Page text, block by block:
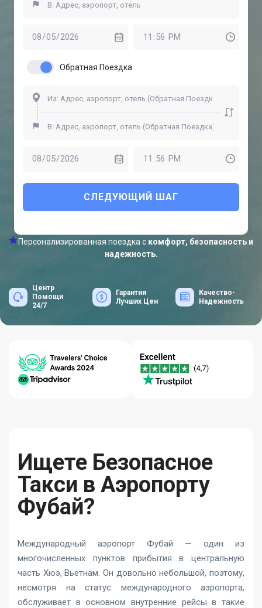
Обратная Поездка
СЛЕДУЮЩИЙ ШАГ
Персонализированная поездка с комфорт, безопасность и
надежность.
Центр
Помощи
24/7
Гарантия
Лучших Цен
Качество-
Надежность
Ищете Безопасное
Такси в Аэропорту
Фубай?
Международный аэропорт Фубай — один из
многочисленных пунктов прибытия в центральную
часть Хюэ, Вьетнам. Он довольно небольшой, поэтому,
несмотря на статус международного аэропорта,
обслуживает в основном внутренние рейсы в такие